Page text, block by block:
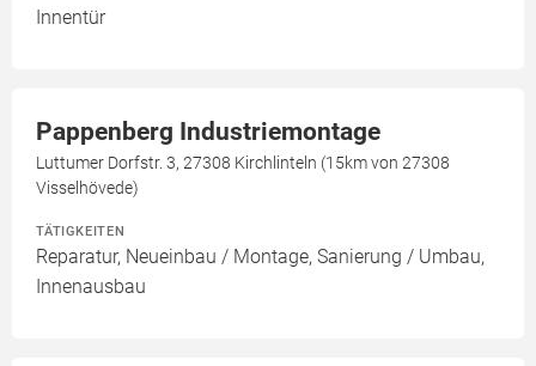
Innentür
Pappenberg Industriemontage
Luttumer Dorfstr. 3, 27308 Kirchlinteln (15km von 27308
Visselhövede)
TÄTIGKEITEN
Reparatur, Neueinbau / Montage, Sanierung / Umbau,
Innenausbau